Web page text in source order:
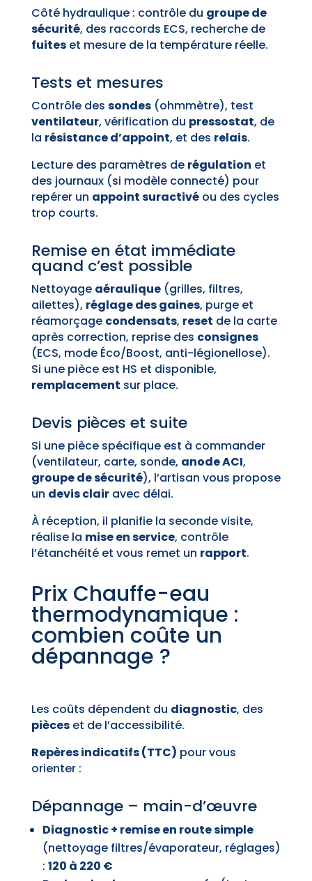
Côté hydraulique : contrôle du groupe de
sécurité, des raccords ECS, recherche de
fuiteset mesure de la température réelle.
Tests et mesures
Contrôle des sondes(ohmmètre), test
ventilateur, vérification du pressostat, de
la résistance d’appoint, et des relais.
Lecture des paramètres de régulation et
des journaux (si modèle connecté) pour
repérer un appoint suractivéou des cycles
trop courts.
Remise en état immédiate
quand c’est possible
Nettoyage aéraulique(grilles, filtres,
ailettes), réglage des gaines, purge et
réamorçage condensats, reset de la carte
après correction, reprise des consignes
(ECS, mode Éco/Boost, anti-légionellose).
Si une pièce est HS et disponible,
remplacement sur place.
Devis pièces et suite
Si une pièce spécifique est à commander
(ventilateur, carte, sonde, anode ACI,
groupe de sécurité), l’artisan vous propose
un devis clairavec délai.
À réception, il planifie la seconde visite,
réalise la mise en service, contrôle
l’étanchéité et vous remet un rapport.
Prix Chauffe-eau
thermodynamique :
combien coûte un
dépannage ?
Les coûts dépendent du diagnostic, des
pièceset de l’accessibilité.
Repères indicatifs (TTC) pour vous
orienter :
Dépannage – main-d’œuvre
Diagnostic + remise en route simple
(nettoyage filtres/évaporateur, réglages)
: 120 à 220 €